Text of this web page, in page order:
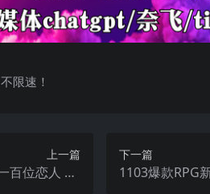
限速！
上一篇
百位恋人 DL
下一篇
1103爆款RPG